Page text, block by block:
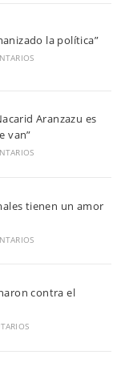
la política”
Aranzazu es
van”
tienen un amor
contra el